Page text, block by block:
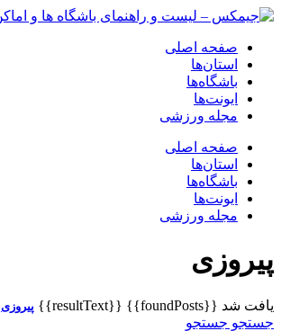
صفحه اصلی
استان‌ها
باشگاه‌ها
ایونت‌ها
مجله ورزشی
صفحه اصلی
استان‌ها
باشگاه‌ها
ایونت‌ها
مجله ورزشی
پیروزی
یافت شد {{foundPosts}}
{{resultText}} پیروزی
جستجو جستجو